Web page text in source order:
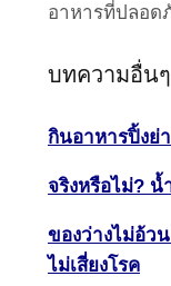
อาหารที่ปลอด
บทความอื่น
กินอาหารปิ้งย่
จริงหรือไม่?
ของว่างไม่อ้ว
ไม่เสี่ยงโรค